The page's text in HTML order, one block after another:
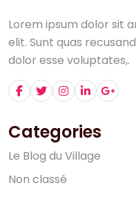
Lorem ipsum dolor sit
elit. Sunt quas
dolor esse voluptates,.
Categories
Le Blog du Village
Non classé